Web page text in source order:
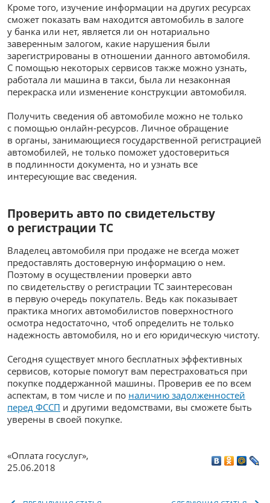
Кроме того, изучение информации на других ресурсах
сможет показать вам находится автомобиль в залоге
у банка или нет, является ли он нотариально
заверенным залогом, какие нарушения были
зарегистрированы в отношении данного автомобиля.
С помощью некоторых сервисов также можно узнать,
работала ли машина в такси, была ли незаконная
перекраска или изменение конструкции автомобиля.
Получить сведения об автомобиле можно не только
с помощью онлайн-ресурсов. Личное обращение
в органы, занимающиеся государственной регистрацией
автомобилей, не только поможет удостовериться
в подлинности документа, но и узнать все
интересующие вас сведения.
Проверить авто по свидетельству
о регистрации ТС
Владелец автомобиля при продаже не всегда может
предоставлять достоверную информацию о нем.
Поэтому в осуществлении проверки авто
по свидетельству о регистрации ТС заинтересован
в первую очередь покупатель. Ведь как показывает
практика многих автомобилистов поверхностного
осмотра недостаточно, чтоб определить не только
надежность автомобиля, но и его юридическую чистоту.
Сегодня существует много бесплатных эффективных
сервисов, которые помогут вам перестраховаться при
покупке поддержанной машины. Проверив ее по всем
аспектам, в том числе и по наличию задолженностей
перед ФССП и другими ведомствами, вы сможете быть
уверены в своей покупке.
«Оплата госуслуг»,
25.06.2018